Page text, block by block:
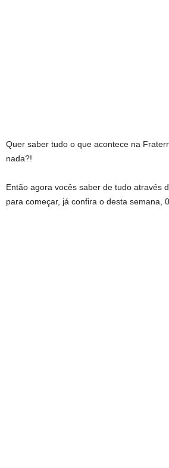
Quer saber tudo o que acontece na
nada?!
Então agora vocês saber de tudo através
para começar, já confira o desta semana,